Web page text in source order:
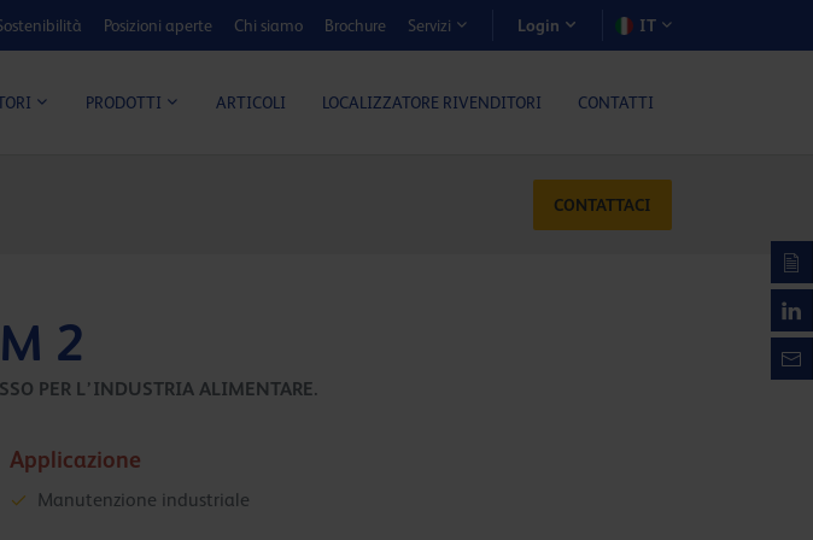
Posizioni aperte Chi siamo Brochure Servizi Login IT
PRODOTTI ARTICOLI LOCALIZZATORE RIVENDITORI CONTATTI
CONTATTACI
2
PER L’INDUSTRIA ALIMENTARE.
Applicazione
Manutenzione industriale